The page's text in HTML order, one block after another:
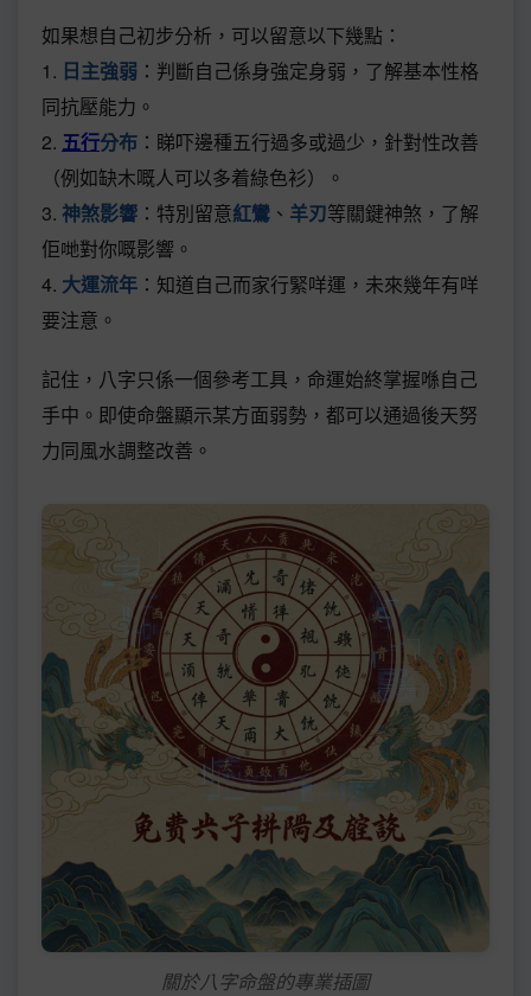
如果想自己初步分析，可以留意以下幾點：
1. 日主強弱 ：判斷自己係身強定身弱，了解基本性格
同抗壓能力。
2. 五行分布 ：睇吓邊種五行過多或過少，針對性改善
（例如缺木嘅人可以多着綠色衫）。
3. 神煞影響 ：特別留意紅鸞 、 羊刃等關鍵神煞，了解
佢哋對你嘅影響。
4. 大運流年 ：知道自己而家行緊咩運，未來幾年有咩
要注意。
記住，八字只係一個參考工具，命運始終掌握喺自己
手中。即使命盤顯示某方面弱勢，都可以通過後天努
力同風水調整改善。
關於八字命盤的專業插圖